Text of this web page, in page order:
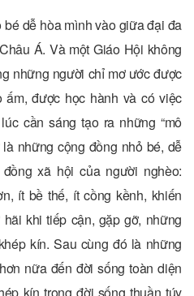
dễ hòa mình vào giữa đại đa
Á. Và một Giáo Hội không
những người chỉ mơ ước được
được học hành và có việc
cần sáng tạo ra những “mô
những cộng đồng nhỏ bé, dễ
xã hội của người nghèo:
ít bề thế, ít cồng kềnh, khiến
khi tiếp cận, gặp gỡ, những
kín. Sau cùng đó là những
nữa đến đời sống toàn diện